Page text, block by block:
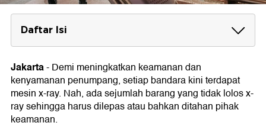
Daftar Isi
Barang yang Tidak Lolos X-Ray di Bandara
1. Logam dan Benda Berbahaya
2. Ikat Pinggang
3. Jam Tangan
4. Perhiasan Logam
5. Jaket
6. Sepatu yang Sulit Dilepas
Jakarta-Demi meningkatkan keamanan dan
kenyamanan penumpang, setiap bandara kini terdapat
mesin x-ray. Nah, ada sejumlah barang yang tidak lolos x-
ray sehingga harus dilepas atau bahkan ditahan pihak
keamanan.